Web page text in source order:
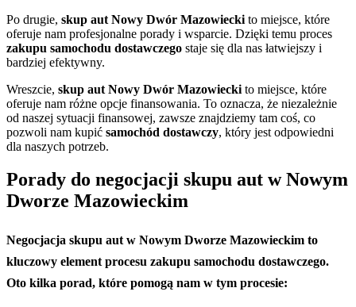
Po drugie, skup aut Nowy Dwór Mazowiecki to miejsce, które
oferuje nam profesjonalne porady i wsparcie. Dzięki temu proces
zakupu samochodu dostawczego staje się dla nas łatwiejszy i
bardziej efektywny.
Wreszcie, skup aut Nowy Dwór Mazowiecki to miejsce, które
oferuje nam różne opcje finansowania. To oznacza, że niezależnie
od naszej sytuacji finansowej, zawsze znajdziemy tam coś, co
pozwoli nam kupić samochód dostawczy, który jest odpowiedni
dla naszych potrzeb.
Porady do negocjacji skupu aut w Nowym
Dworze Mazowieckim
Negocjacja skupu aut w Nowym Dworze Mazowieckim to
kluczowy element procesu zakupu samochodu dostawczego.
Oto kilka porad, które pomogą nam w tym procesie: